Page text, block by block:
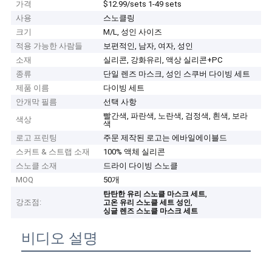
가격
$12.99/sets 1-49 sets
사용
스노클링
크기
M/L, 성인 사이즈
적용 가능한 사람들
보편적인, 남자, 여자, 성인
소재
실리콘, 강화유리, 액상 실리콘+PC
종류
단일 렌즈 마스크, 성인 스쿠버 다이빙 세트
제품 이름
다이빙 세트
안개막 필름
선택 사항
색상
빨간색, 파란색, 노란색, 검정색, 흰색, 보라
색
로고 프린팅
주문 제작된 로고는 에바일에이블드
스커트 & 스트랩 소재
100% 액체 실리콘
스노클 소재
드라이 다이빙 스노클
MOQ
50개
강조점:
탄탄한 유리 스노클 마스크 세트,
고온 유리 스노클 세트 성인,
싱글 렌즈 스노클 마스크 세트
비디오 설명